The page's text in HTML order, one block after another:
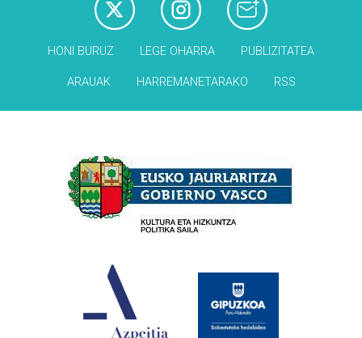
HONI BURUZ LEGE OHARRA PUBLIZITATEA
ARAUAK HARREMANETARAKO RSS